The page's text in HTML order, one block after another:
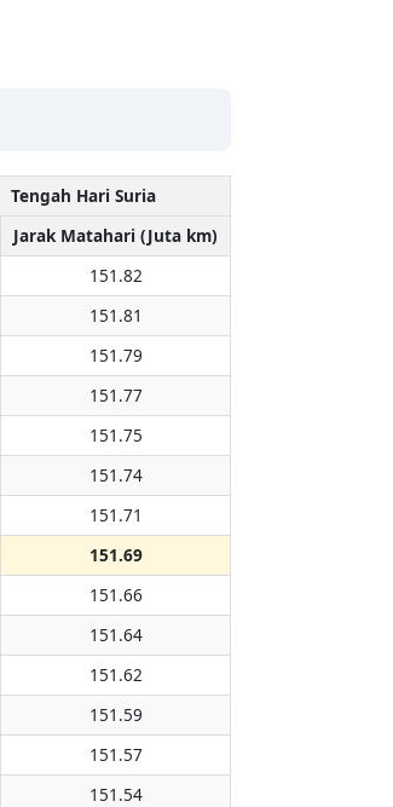
Tengah Hari Suria
Jarak Matahari (Juta km)
151.82
151.81
151.79
151.77
151.75
151.74
151.71
151.69
151.66
151.64
151.62
151.59
151.57
151.54